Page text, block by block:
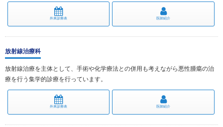
外来診療表 医師紹介
放射線治療科
放射線治療を主体として、手術や化学療法との併用も考えながら悪性腫瘍の治
療を行う集学的診療を行っています。
外来診療表 医師紹介